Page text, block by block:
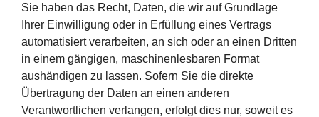
Sie haben das Recht, Daten, die wir auf Grundlage
Ihrer Einwilligung oder in Erfüllung eines Vertrags
automatisiert verarbeiten, an sich oder an einen Dritten
in einem gängigen, maschinenlesbaren Format
aushändigen zu lassen. Sofern Sie die direkte
Übertragung der Daten an einen anderen
Verantwortlichen verlangen, erfolgt dies nur, soweit es